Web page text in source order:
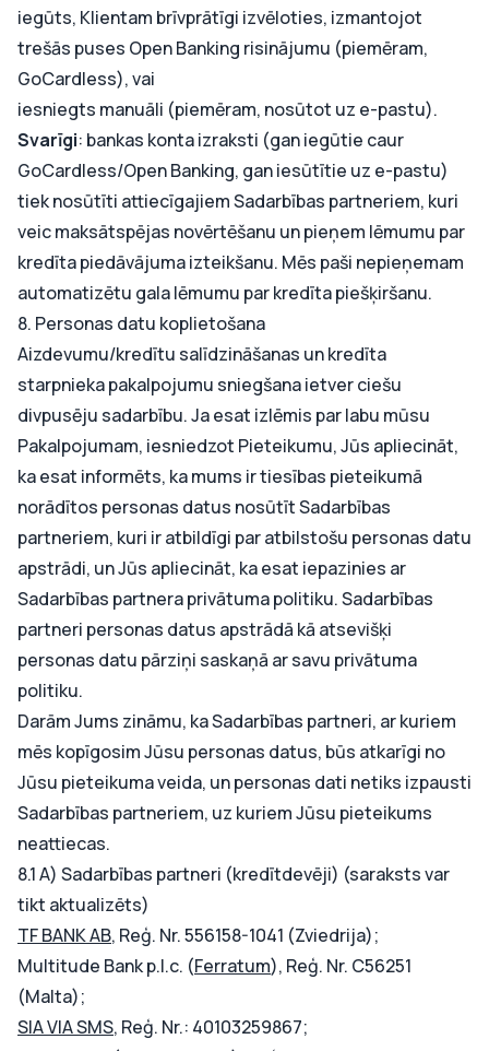
iegūts, Klientam brīvprātīgi izvēloties, izmantojot
trešās puses Open Banking risinājumu (piemēram,
GoCardless), vai
iesniegts manuāli (piemēram, nosūtot uz e-pastu).
Svarīgi: bankas konta izraksti (gan iegūtie caur
GoCardless/Open Banking, gan iesūtītie uz e-pastu)
tiek nosūtīti attiecīgajiem Sadarbības partneriem, kuri
veic maksātspējas novērtēšanu un pieņem lēmumu par
kredīta piedāvājuma izteikšanu. Mēs paši nepieņemam
automatizētu gala lēmumu par kredīta piešķiršanu.
8. Personas datu koplietošana
Aizdevumu/kredītu salīdzināšanas un kredīta
starpnieka pakalpojumu sniegšana ietver ciešu
divpusēju sadarbību. Ja esat izlēmis par labu mūsu
Pakalpojumam, iesniedzot Pieteikumu, Jūs apliecināt,
ka esat informēts, ka mums ir tiesības pieteikumā
norādītos personas datus nosūtīt Sadarbības
partneriem, kuri ir atbildīgi par atbilstošu personas datu
apstrādi, un Jūs apliecināt, ka esat iepazinies ar
Sadarbības partnera privātuma politiku. Sadarbības
partneri personas datus apstrādā kā atsevišķi
personas datu pārziņi saskaņā ar savu privātuma
politiku.
Darām Jums zināmu, ka Sadarbības partneri, ar kuriem
mēs kopīgosim Jūsu personas datus, būs atkarīgi no
Jūsu pieteikuma veida, un personas dati netiks izpausti
Sadarbības partneriem, uz kuriem Jūsu pieteikums
neattiecas.
8.1 A) Sadarbības partneri (kredītdevēji) (saraksts var
tikt aktualizēts)
TF BANK AB, Reģ. Nr. 556158-1041 (Zviedrija);
Multitude Bank p.l.c. (Ferratum), Reģ. Nr. C56251
(Malta);
SIA VIA SMS, Reģ. Nr.: 40103259867;